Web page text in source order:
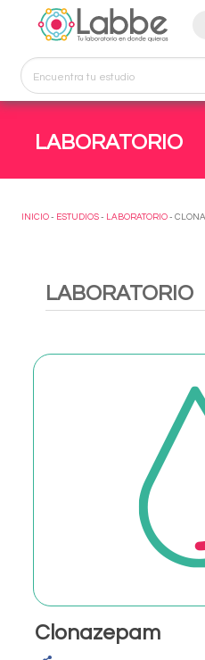
LABORATORIO
INICIO - ESTUDIOS - LABORATORIO -
LABORATORIO
Clonazepam